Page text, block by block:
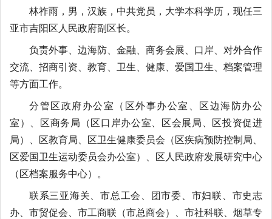
林祚雨，男，汉族，中共党员，大学本科学历，现任三
亚市吉阳区人民政府副区长。
负责外事、边海防、金融、商务会展、口岸、对外合作
交流、招商引资、教育、卫生、健康、爱国卫生、档案管理
等方面工作。
分管区政府办公室（区外事办公室、区边海防办公
室）、区商务局（区口岸办公室、区会展局、区投资促进
局）、区教育局、区卫生健康委员会（区疾病预防控制局、
区爱国卫生运动委员会办公室）、区人民政府发展研究中心
（区档案服务中心）。
联系三亚海关、市总工会、团市委、市妇联、市史志
办、市贸促会、市工商联（市总商会）、市社科联、烟草专